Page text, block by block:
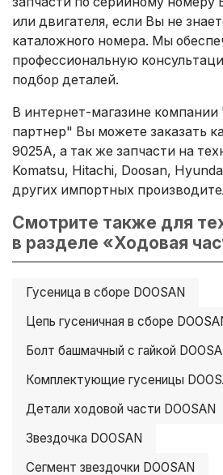
или двигателя, если Вы не
каталожного номера. Мы
профессиональную
подбор деталей.
В интернет-магазине компании
партнер" Вы можете заказать
9025A, а так же запчасти на
Komatsu, Hitachi, Doosan,
других импортных
Смотрите также для
в разделе «Ходовая
Гусеница в сборе DOOSAN
Цепь гусеничная в сборе
Болт башмачный с гайкой
Комплектующие гусеницы
Детали ходовой части DOOSAN
Звездочка DOOSAN
Сегмент звездочки DOOSAN